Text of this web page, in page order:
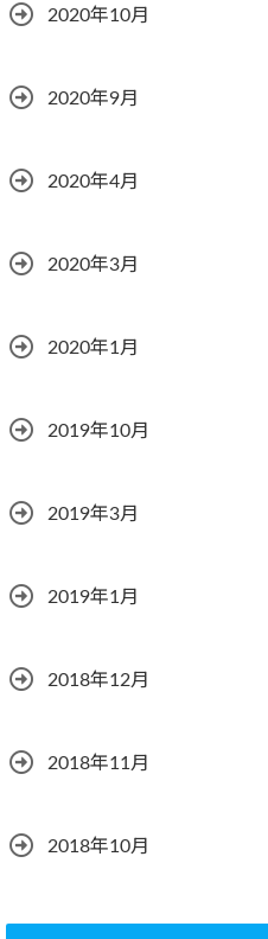
2020年10月
2020年9月
2020年4月
2020年3月
2020年1月
2019年10月
2019年3月
2019年1月
2018年12月
2018年11月
2018年10月